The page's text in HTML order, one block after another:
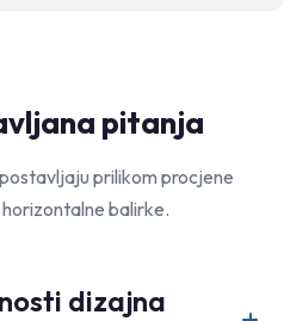
pitanja
prilikom procjene
balirke.
dizajna